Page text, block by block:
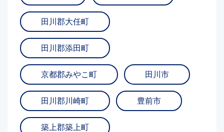
田川郡大任町
田川郡添田町
京都郡みやこ町 田川市
田川郡川崎町 豊前市
築上郡築上町